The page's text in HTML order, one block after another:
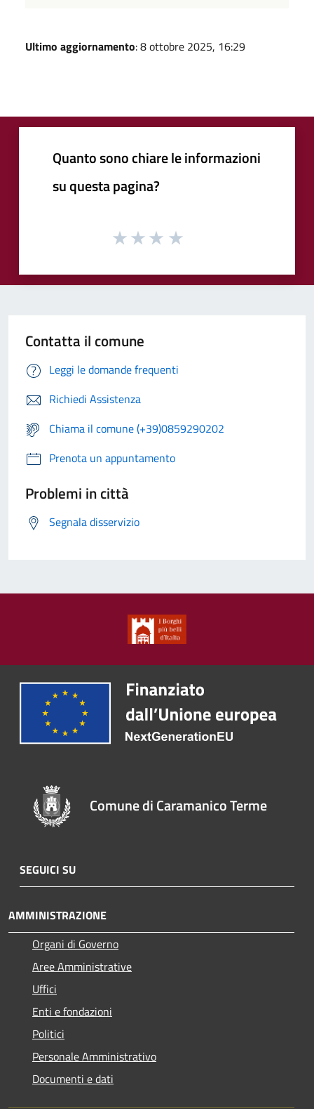
Ultimo aggiornamento: 8 ottobre 2025, 16:29
Quanto sono chiare le informazioni
su questa pagina?
Contatta il comune
Leggi le domande frequenti
Richiedi Assistenza
Chiama il comune (+39)0859290202
Prenota un appuntamento
Problemi in città
Segnala disservizio
Comune di Caramanico Terme
SEGUICI SU
AMMINISTRAZIONE
Organi di Governo
Aree Amministrative
Uffici
Enti e fondazioni
Politici
Personale Amministrativo
Documenti e dati